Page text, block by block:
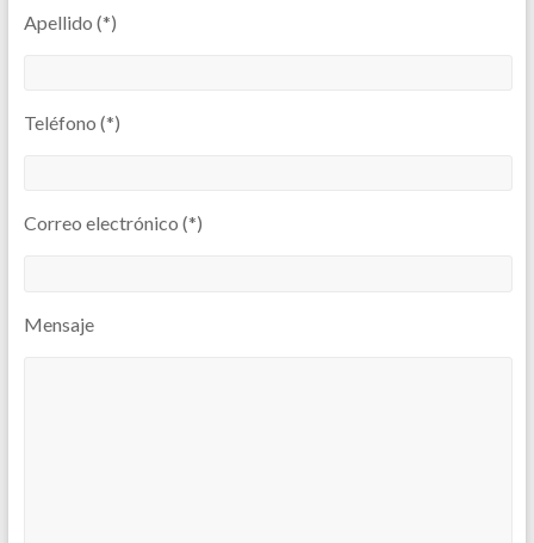
Apellido (*)
Teléfono (*)
Correo electrónico (*)
Mensaje